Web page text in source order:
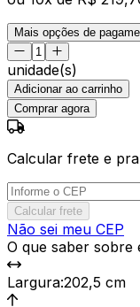
Mais opções de
unidade(s)
Adicionar ao carrinho
Comprar agora
Calcular frete e
Calcular frete
Não sei meu CEP
O que saber sobre
Largura:202,5 cm